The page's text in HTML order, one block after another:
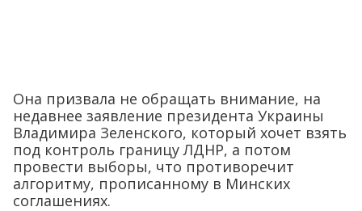
Она призвала не обращать внимание, на
недавнее заявление президента Украины
Владимира Зеленского, который хочет взять
под контроль границу ЛДНР, а потом
провести выборы, что противоречит
алгоритму, прописанному в Минских
соглашениях.